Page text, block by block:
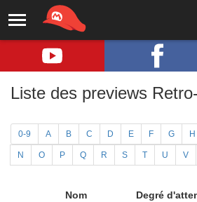
Liste des previews
0-9 A B C D E F G H
N O P Q R S T U V
Nom Degré